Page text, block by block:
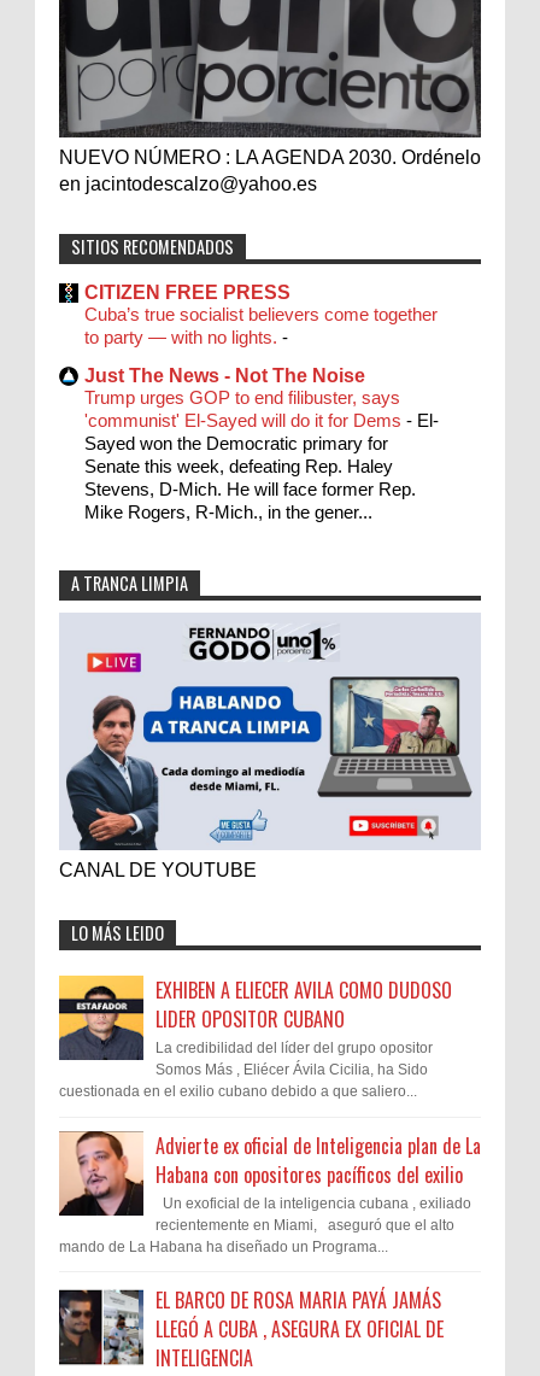
NUEVO NÚMERO : LA AGENDA 2030. Ordénelo
en jacintodescalzo@yahoo.es
SITIOS RECOMENDADOS
CITIZEN FREE PRESS
Cuba’s true socialist believers come together
to party — with no lights. -
Just The News - Not The Noise
Trump urges GOP to end filibuster, says
'communist' El-Sayed will do it for Dems - El-
Sayed won the Democratic primary for
Senate this week, defeating Rep. Haley
Stevens, D-Mich. He will face former Rep.
Mike Rogers, R-Mich., in the gener...
A TRANCA LIMPIA
CANAL DE YOUTUBE
LO MÁS LEIDO
EXHIBEN A ELIECER AVILA COMO DUDOSO
LIDER OPOSITOR CUBANO
La credibilidad del líder del grupo opositor
Somos Más , Eliécer Ávila Cicilia, ha Sido
cuestionada en el exilio cubano debido a que saliero...
Advierte ex oficial de Inteligencia plan de La
Habana con opositores pacíficos del exilio
Un exoficial de la inteligencia cubana , exiliado
recientemente en Miami, aseguró que el alto
mando de La Habana ha diseñado un Programa...
EL BARCO DE ROSA MARIA PAYÁ JAMÁS
LLEGÓ A CUBA , ASEGURA EX OFICIAL DE
INTELIGENCIA